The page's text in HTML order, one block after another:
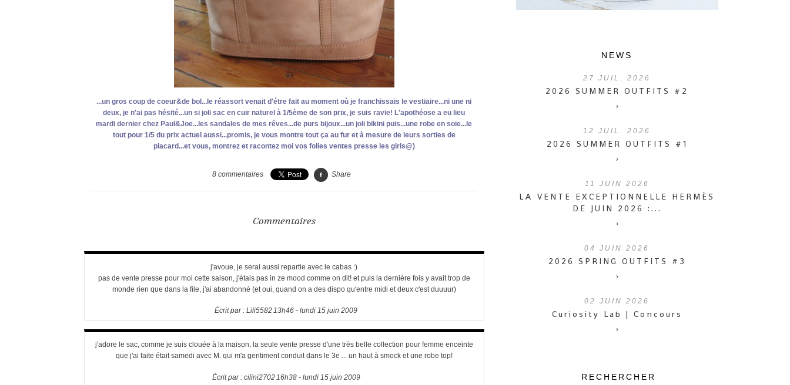
...un gros coup de coeur&de bol...le réassort venait d'étre fait au moment où je franchissais le vestiaire...ni une ni
deux, je n'ai pas hésité...un si joli sac en cuir naturel à 1/5ème de son prix, je suis ravie! L'apothéose a eu lieu
mardi dernier chez Paul&Joe...les sandales de mes rêves...de purs bijoux...un joli bikini puis...une robe en soie...le
tout pour 1/5 du prix actuel aussi...promis, je vous montre tout ça au fur et à mesure de leurs sorties de
placard...et vous, montrez et racontez moi vos folies ventes presse les girls@)
8 commentaires Share
Commentaires
j'avoue, je serai aussi repartie avec le cabas :)
pas de vente presse pour moi cette saison, j'étais pas in ze mood comme on dit! et puis la dernière fois y avait trop de
monde rien que dans la file, j'ai abandonné (et oui, quand on a des dispo qu'entre midi et deux c'est duuuur)
Écrit par :Lili558213h46 -lundi 15 juin 2009
j'adore le sac, comme je suis clouée à la maison, la seule vente presse d'une très belle collection pour femme enceinte
que j'ai faite était samedi avec M. qui m'a gentiment conduit dans le 3e ... un haut à smock et une robe top!
Écrit par : cilini270216h38- lundi 15 juin 2009
NEWS
27 JUIL. 2026
2026 SUMMER OUTFITS #2
›
12 JUIL. 2026
2026 SUMMER OUTFITS #1
›
11 JUIN 2026
LA VENTE EXCEPTIONNELLE HERMÈS
DE JUIN 2026 :...
›
04 JUIN 2026
2026 SPRING OUTFITS #3
›
02 JUIN 2026
Curiosity Lab | Concours
›
RECHERCHER